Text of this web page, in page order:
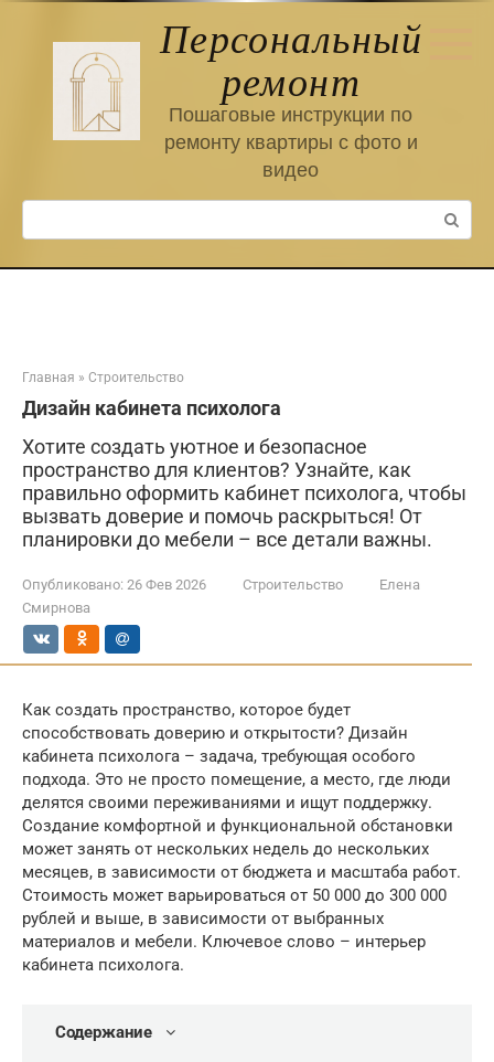
Персональный
ремонт
Пошаговые инструкции по
ремонту квартиры с фото и
видео
Поиск:
Главная » Строительство
Дизайн кабинета психолога
Хотите создать уютное и безопасное
пространство для клиентов? Узнайте, как
правильно оформить кабинет психолога, чтобы
вызвать доверие и помочь раскрыться! От
планировки до мебели – все детали важны.
Опубликовано: 26 Фев 2026 Строительство
Елена
Смирнова
Как создать пространство, которое будет
способствовать доверию и открытости? Дизайн
кабинета психолога – задача, требующая особого
подхода. Это не просто помещение, а место, где люди
делятся своими переживаниями и ищут поддержку.
Создание комфортной и функциональной обстановки
может занять от нескольких недель до нескольких
месяцев, в зависимости от бюджета и масштаба работ.
Стоимость может варьироваться от 50 000 до 300 000
рублей и выше, в зависимости от выбранных
материалов и мебели. Ключевое слово – интерьер
кабинета психолога.
Содержание